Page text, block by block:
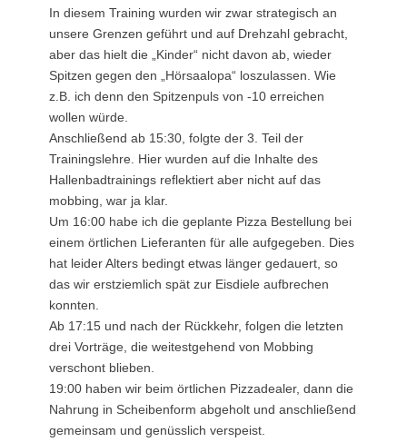
In diesem Training wurden wir zwar strategisch an
unsere Grenzen geführt und auf Drehzahl gebracht,
aber das hielt die „Kinder“ nicht davon ab, wieder
Spitzen gegen den „Hörsaalopa“ loszulassen. Wie
z.B. ich denn den Spitzenpuls von -10 erreichen
wollen würde.
Anschließend ab 15:30, folgte der 3. Teil der
Trainingslehre. Hier wurden auf die Inhalte des
Hallenbadtrainings reflektiert aber nicht auf das
mobbing, war ja klar.
Um 16:00 habe ich die geplante Pizza Bestellung bei
einem örtlichen Lieferanten für alle aufgegeben. Dies
hat leider Alters bedingt etwas länger gedauert, so
das wir erstziemlich spät zur Eisdiele aufbrechen
konnten.
Ab 17:15 und nach der Rückkehr, folgen die letzten
drei Vorträge, die weitestgehend von Mobbing
verschont blieben.
19:00 haben wir beim örtlichen Pizzadealer, dann die
Nahrung in Scheibenform abgeholt und anschließend
gemeinsam und genüsslich verspeist.